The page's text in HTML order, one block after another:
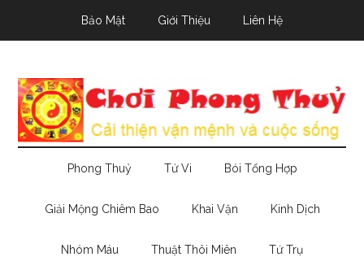
Bảo Mật Giới Thiệu Liên Hệ
Phong Thuỷ Tử Vi Bói Tổng Hợp
Giải Mộng Chiêm Bao Khai Vận Kinh Dịch
Nhóm Máu Thuật Thôi Miên Tứ Trụ